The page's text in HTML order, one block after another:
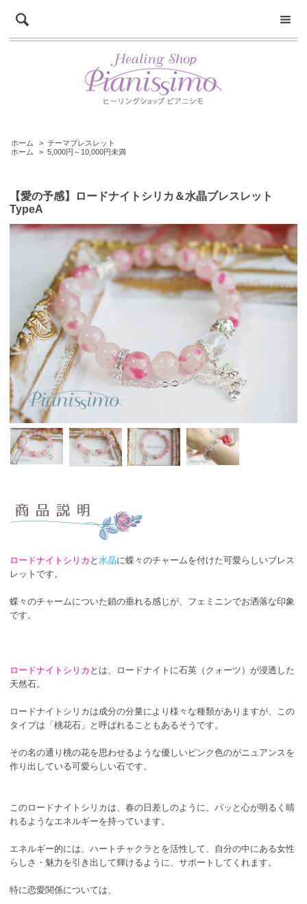
ホーム > テーマブレスレット
ホーム
> 5,000円～10,000円未満
【愛の予感】ロードナイトシリカ＆水晶ブレスレット
TypeA
ロードナイトシリカ と 水晶に蝶々のチャームを付けた可愛らしいブレス
レットです。
蝶々のチャームについた鎖の垂れる感じが、フェミニンでお洒落な印象
です。
ロードナイトシリカ とは、ロードナイトに石英（クォーツ）が浸透した
天然石。
ロードナイトシリカは成分の分量により様々な種類がありますが、この
タイプは「桃花石」と呼ばれることもあるそうです。
その名の通り桃の花を思わせるような優しいピンク色のがニュアンスを
作り出している可愛らしい石です。
このロードナイトシリカは、春の日差しのように、パッと心が明るく晴
れるようなエネルギーを持っています。
エネルギー的には、ハートチャクラとを活性して、自分の中にある女性
らしさ・魅力を引き出して輝けるように、サポートしてくれます。
特に恋愛関係については、